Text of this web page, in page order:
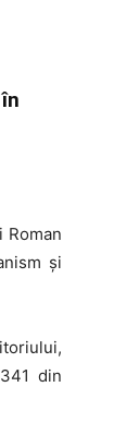
Roman
şi
din